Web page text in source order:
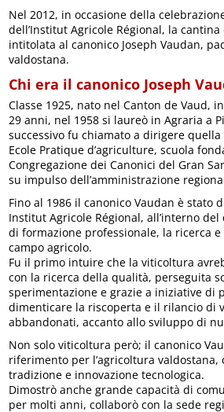
Nel 2012, in occasione della
dell’Institut Agricole Régional, la
intitolata al canonico Joseph Vaudan,
valdostana.
Chi era il canonico Joseph
Classe 1925, nato nel Canton de Vaud,
29 anni, nel 1958 si laureò in Agraria a
successivo fu chiamato a dirigere
Ecole Pratique d’agriculture, scuola
Congregazione dei Canonici del Gran
su impulso dell’amministrazione
Fino al 1986 il canonico Vaudan è stato
Institut Agricole Régional, all’interno del
di formazione professionale, la ricerca
campo agricolo.
Fu il primo intuire che la viticoltura
con la ricerca della qualità, perseguita
sperimentazione e grazie a iniziative di
dimenticare la riscoperta e il rilancio di
abbandonati, accanto allo sviluppo di
Non solo viticoltura però; il canonico
riferimento per l’agricoltura valdostana,
tradizione e innovazione tecnologica.
Dimostrò anche grande capacità di
per molti anni, collaborò con la sede